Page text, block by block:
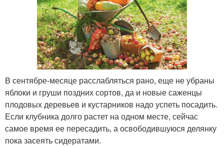
В сентябре-месяце расслабляться рано, еще не убраны
яблоки и груши поздних сортов, да и новые саженцы
плодовых деревьев и кустарников надо успеть посадить.
Если клубника долго растет на одном месте, сейчас
самое время ее пересадить, а освободившуюся делянку
пока засеять сидератами.